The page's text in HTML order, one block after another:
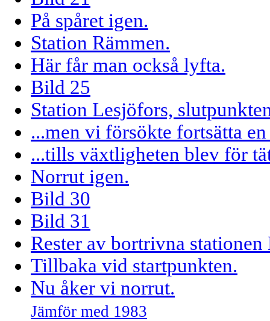
På spåret igen.
Station Rämmen.
Här får man också lyfta.
Bild 25
Station Lesjöfors,
...men vi försökte fortsätta
...tills växtligheten blev för
Norrut igen.
Bild 30
Bild 31
Rester av bortrivna stationen
Tillbaka vid startpunkten.
Nu åker vi norrut.
Jämför med 1983